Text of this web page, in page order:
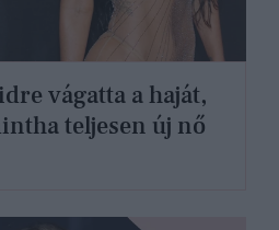
vágatta a haját,
teljesen új nő